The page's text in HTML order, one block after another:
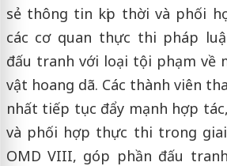
sẻ thông tin kịp thời và phối
các cơ quan thực thi pháp
đấu tranh với loại tội phạm về
vật hoang dã. Các thành viên
nhất tiếp tục đẩy mạnh hợp
và phối hợp thực thi trong
OMD VIII, góp phần đấu